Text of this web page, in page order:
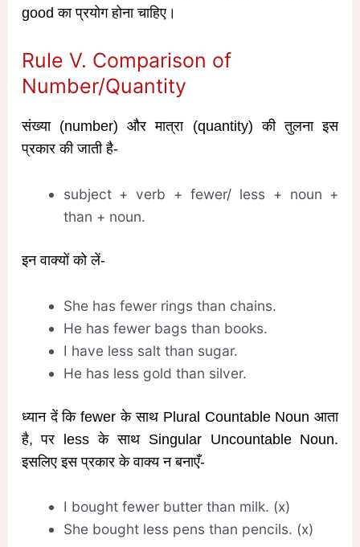
good का प्रयोग होना चाहिए।
Rule V. Comparison of
Number/Quantity
संख्या (number) और मात्रा (quantity) की तुलना इस
प्रकार की जाती है-
subject + verb + fewer/ less + noun +
than + noun.
इन वाक्यों को लें-
She has fewer rings than chains.
He has fewer bags than books.
I have less salt than sugar.
He has less gold than silver.
ध्यान दें कि fewer के साथ Plural Countable Noun आता
है, पर less के साथ Singular Uncountable Noun.
इसलिए इस प्रकार के वाक्य न बनाएँ-
I bought fewer butter than milk. (x)
She bought less pens than pencils. (x)